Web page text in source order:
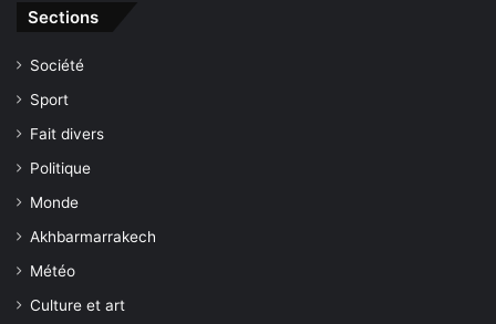
Sections
Société
Sport
Fait divers
Politique
Monde
Akhbarmarrakech
Météo
Culture et art